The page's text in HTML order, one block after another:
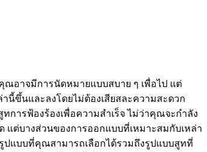
อาจมีการนัดหมายแบบสบาย ๆ เพื่อไป แต่
ขึ้นและลงโดยไม่ต้องเสียสละความสะดวก
ารฟ้องร้องเพื่อความสำเร็จ ไม่ว่าคุณจะกำลัง
ต่บางส่วนของการออกแบบที่เหมาะสมกับเหล่า
แบบที่คุณสามารถเลือกได้รวมถึงรูปแบบสูทที่